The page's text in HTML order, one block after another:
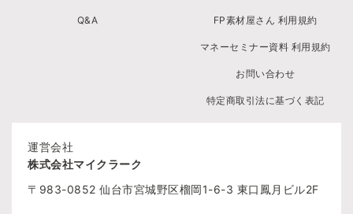
Q&A FP素材屋さん 利用規約
マネーセミナー資料 利用規約
お問い合わせ
特定商取引法に基づく表記
運営会社
株式会社マイクラーク
〒983-0852 仙台市宮城野区榴岡1-6-3 東口鳳月ビル2F